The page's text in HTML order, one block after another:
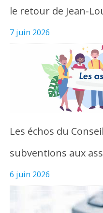
le retour de Jean-
7 juin 2026
Les échos du
subventions aux
6 juin 2026